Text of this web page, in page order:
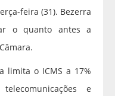
feira (31). Bezerra
o quanto antes a
limita o ICMS a 17%
e